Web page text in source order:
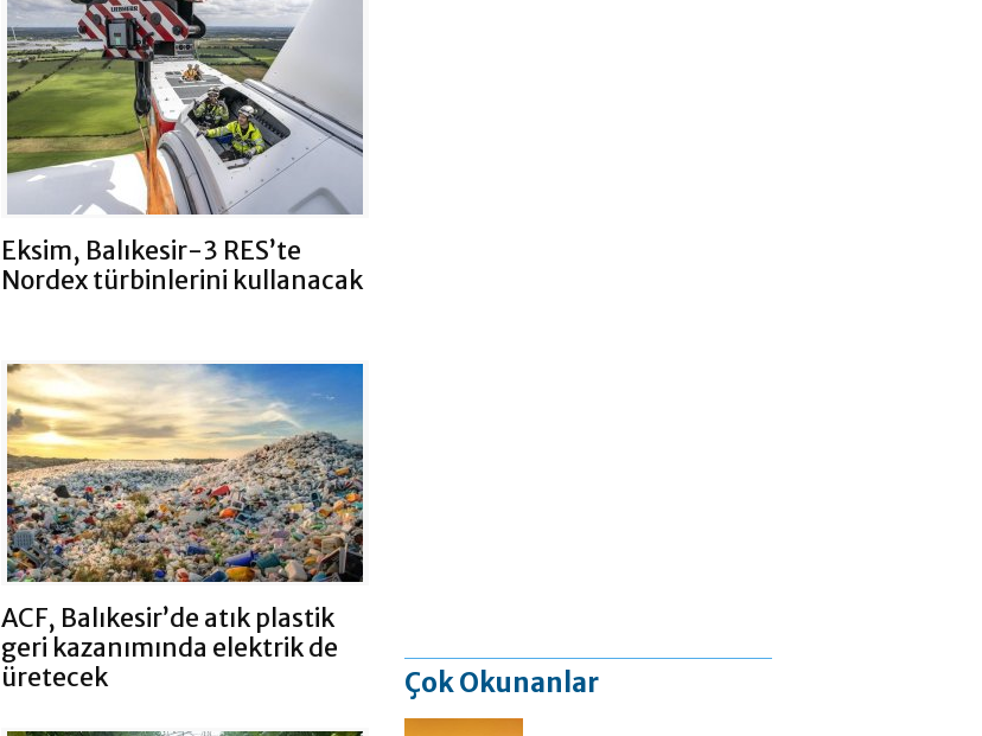
Eksim, Balıkesir-3 RES’te
Nordex türbinlerini kullanacak
ACF, Balıkesir’de atık plastik
geri kazanımında elektrik de
üretecek
Çok Okunanlar